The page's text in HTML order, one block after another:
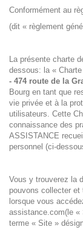
Conformément au
(dit « règlement
La présente charte
dessous: la «
- 474 route de la
Bourg en tant que
vie privée et à la
utilisateurs. Cette
connaissance des
ASSISTANCE
personnel (ci-
Vous y trouverez la
pouvons collecter
lorsque vous
assistance.com(le «
terme « Site »